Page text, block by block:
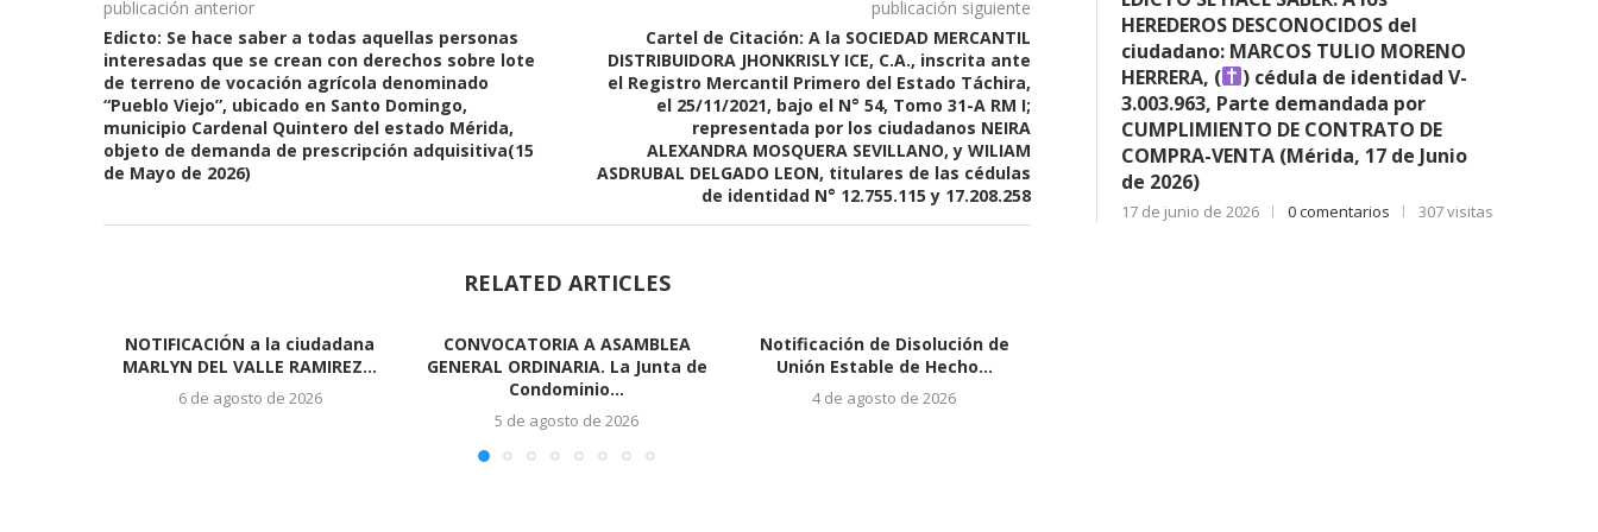
publicación anterior
Edicto: Se hace saber a todas aquellas personas
interesadas que se crean con derechos sobre lote
de terreno de vocación agrícola denominado
“Pueblo Viejo”, ubicado en Santo Domingo,
municipio Cardenal Quintero del estado Mérida,
objeto de demanda de prescripción adquisitiva(15
de Mayo de 2026)
publicación siguiente
Cartel de Citación: A la SOCIEDAD MERCANTIL
DISTRIBUIDORA JHONKRISLY ICE, C.A., inscrita ante
el Registro Mercantil Primero del Estado Táchira,
el 25/11/2021, bajo el N° 54, Tomo 31-A RM I;
representada por los ciudadanos NEIRA
ALEXANDRA MOSQUERA SEVILLANO, y WILIAM
ASDRUBAL DELGADO LEON, titulares de las cédulas
de identidad N° 12.755.115 y 17.208.258
RELATED ARTICLES
NOTIFICACIÓN a la ciudadana
MARLYN DEL VALLE RAMIREZ...
6 de agosto de 2026
CONVOCATORIA A ASAMBLEA
GENERAL ORDINARIA. La Junta de
Condominio...
5 de agosto de 2026
Notificación de Disolución de
Unión Estable de Hecho...
4 de agosto de 2026
HEREDEROS DESCONOCIDOS del
ciudadano: MARCOS TULIO MORENO
HERRERA, (
) cédula de identidad V-
3.003.963, Parte demandada por
CUMPLIMIENTO DE CONTRATO DE
COMPRA-VENTA (Mérida, 17 de Junio
de 2026)
17 de junio de 2026 0 comentarios 307 visitas